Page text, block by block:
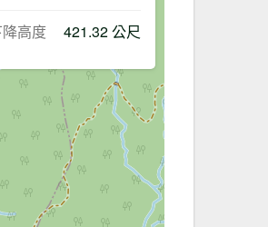
高度 421.32 公尺